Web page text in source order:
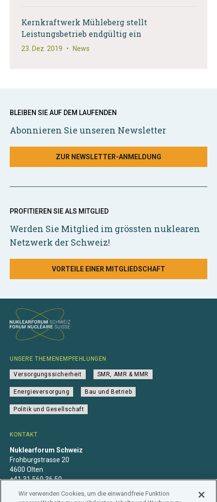
Kernkraftwerk Mühleberg stellt
Leistungsbetrieb endgültig ein
23. Dez. 2019 • News
BLEIBEN SIE AUF DEM LAUFENDEN
Abonnieren Sie unseren Newsletter
ZUR NEWSLETTER-ANMELDUNG
PROFITIEREN SIE ALS MITGLIED
Werden Sie Mitglied im grössten nuklearen
Netzwerk der Schweiz!
VORTEILE EINER MITGLIEDSCHAFT
KONTAKT
Nuklearforum Schweiz
Frohburgstrasse 20
4600 Olten
+41 31 560 36 50
UNSERE THEMENEMPFEHLUNGEN
Versorgungssicherheit SMR, AMR & MMR
Energieversorgung Bau und Betrieb
Politik und Gesellschaft
Wir verwenden Cookies, um die einwandfreie Funktion